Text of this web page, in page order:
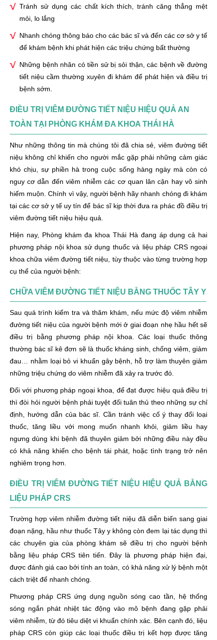
Tránh sử dụng các chất kích thích, tránh căng thẳng mệt
mỏi, lo lắng
Nhanh chóng thông báo cho các bác sĩ và đến các cơ sở y tế
để khám bệnh khi phát hiện các triệu chứng bất thường
Những bệnh nhân có tiền sử bị sỏi thận, các bệnh về đường
tiết niệu cầm thường xuyên đi khám để phát hiện và điều trị
bệnh sớm.
ĐIỀU TRỊ VIÊM ĐƯỜNG TIẾT NIỆU HIỆU QUẢ AN
TOÀN TẠI PHÒNG KHÁM ĐA KHOA THÁI HÀ
Như những thông tin mà chúng tôi đã chia sẻ, viêm đường tiết
niệu không chỉ khiến cho người mắc gặp phải những cảm giác
khó chịu, sự phiền hà trong cuộc sống hàng ngày mà còn có
nguy cơ dẫn đến viêm nhiễm các cơ quan lân cận hay vô sinh
hiếm muộn. Chính vì vậy, người bệnh hãy nhanh chóng đi khám
tại các cơ sở y tế uy tín để bác sĩ kịp thời đưa ra phác đồ điều trị
viêm đường tiết niệu hiệu quả.
Hiện nay, Phòng khám đa khoa Thái Hà đang áp dụng cả hai
phương pháp nội khoa sử dụng thuốc và liệu pháp CRS ngoại
khoa chữa viêm đường tiết niệu, tùy thuộc vào từng trường hợp
cụ thể của người bệnh:
CHỮA VIÊM ĐƯỜNG TIẾT NIỆU BẰNG THUỐC TÂY Y
Sau quá trình kiểm tra và thăm khám, nếu mức độ viêm nhiễm
đường tiết niệu của người bệnh mới ở giai đoạn nhẹ hầu hết sẽ
điều trị bằng phương pháp nội khoa. Các loại thuốc thông
thường bác sĩ kê đơn sẽ là thuốc kháng sinh, chống viêm, giảm
đau… nhằm loại bỏ vi khuẩn gây bệnh, hỗ trợ làm thuyên giảm
những triệu chứng do viêm nhiễm đã xảy ra trước đó.
Đối với phương pháp ngoại khoa, để đạt được hiệu quả điều trị
thì đòi hỏi người bệnh phải tuyệt đối tuân thủ theo những sự chỉ
định, hướng dẫn của bác sĩ. Cần tránh việc cố ý thay đổi loại
thuốc, tăng liều với mong muốn nhanh khỏi, giảm liều hay
ngưng dùng khi bệnh đã thuyên giảm bởi những điều này đều
có khả năng khiến cho bệnh tái phát, hoặc tình trạng trở nên
nghiêm trọng hơn.
ĐIỀU TRỊ VIÊM ĐƯỜNG TIẾT NIỆU HIỆU QUẢ BẰNG
LIỆU PHÁP CRS
Trường hợp viêm nhiễm đường tiết niệu đã diễn biến sang giai
đoạn nặng, hầu như thuốc Tây y không còn đem lại tác dụng thì
các chuyên gia của phòng khám sẽ điều trị cho người bệnh
bằng liệu pháp CRS tiên tiến. Đây là phương pháp hiện đại,
được đánh giá cao bởi tính an toàn, có khả năng xử lý bệnh một
cách triệt để nhanh chóng.
Phương pháp CRS ứng dụng nguồn sóng cao tần, hệ thống
sóng ngắn phát nhiệt tác động vào mô bệnh đang gặp phải
viêm nhiễm, từ đó tiêu diệt vi khuẩn chính xác. Bên cạnh đó, liệu
pháp CRS còn giúp các loại thuốc điều trị kết hợp được tăng